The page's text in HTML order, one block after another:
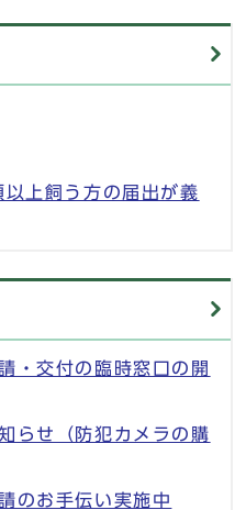
上飼う方の届出が義
・交付の臨時窓口の開
らせ（防犯カメラの購
のお手伝い実施中